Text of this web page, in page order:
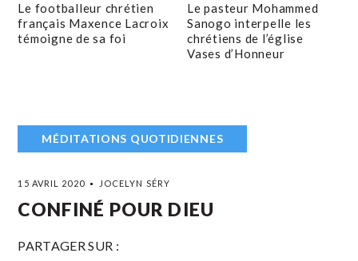
Le footballeur chrétien
français Maxence Lacroix
témoigne de sa foi
Le pasteur Mohammed
Sanogo interpelle les
chrétiens de l’église
Vases d’Honneur
MÉDITATIONS QUOTIDIENNES
15 AVRIL 2020 JOCELYN SÉRY
CONFINÉ POUR DIEU
PARTAGER SUR :